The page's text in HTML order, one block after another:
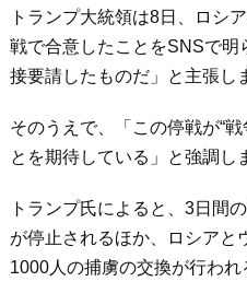
トランプ大統領は8日、ロシ
戦で合意したことをSNSで明
接要請したものだ」と主張し
そのうえで、「この停戦が“
とを期待している」と強調し
トランプ氏によると、3日間
が停止されるほか、ロシアと
1000人の捕虜の交換が行われ